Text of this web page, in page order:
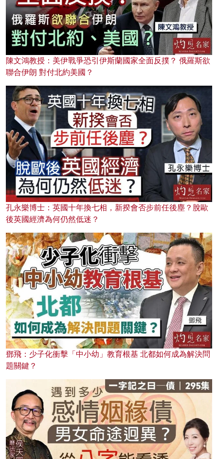
陳文鴻教授：美伊戰爭恐引伊斯蘭國家全面反撲？ 俄羅斯欲
聯合伊朗 對付北約美國？
孔永樂博士：英國十年換七相，新揆會否步前任後塵？脫歐
後英國經濟為何仍然低迷？
鄧飛：少子化衝擊「中小幼」教育根基 北都如何成為解決問
題關鍵？